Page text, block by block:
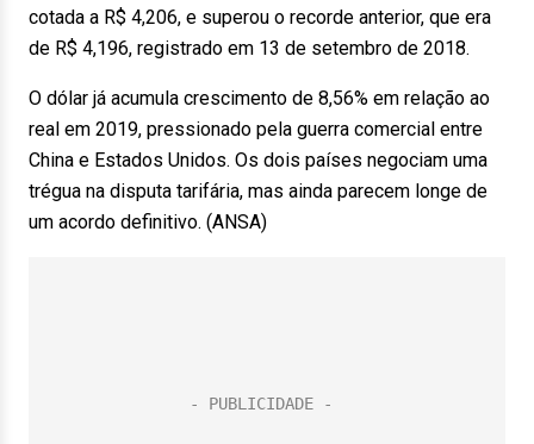
cotada a R$ 4,206, e superou o recorde anterior, que era
de R$ 4,196, registrado em 13 de setembro de 2018.
O dólar já acumula crescimento de 8,56% em relação ao
real em 2019, pressionado pela guerra comercial entre
China e Estados Unidos. Os dois países negociam uma
trégua na disputa tarifária, mas ainda parecem longe de
um acordo definitivo. (ANSA)